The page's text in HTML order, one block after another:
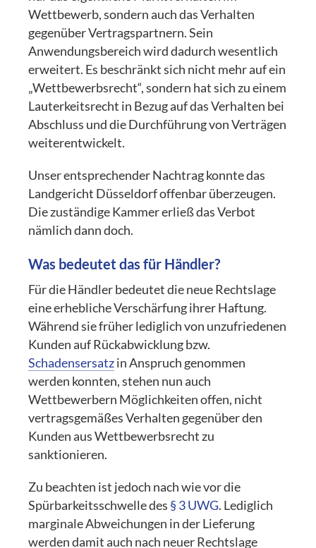
Wettbewerb, sondern auch das Verhalten
gegenüber Vertragspartnern. Sein
Anwendungsbereich wird dadurch wesentlich
erweitert. Es beschränkt sich nicht mehr auf ein
„Wettbewerbsrecht“, sondern hat sich zu einem
Lauterkeitsrecht in Bezug auf das Verhalten bei
Abschluss und die Durchführung von Verträgen
weiterentwickelt.
Unser entsprechender Nachtrag konnte das
Landgericht Düsseldorf offenbar überzeugen.
Die zuständige Kammer erließ das Verbot
nämlich dann doch.
Was bedeutet das für Händler?
Für die Händler bedeutet die neue Rechtslage
eine erhebliche Verschärfung ihrer Haftung.
Während sie früher lediglich von unzufriedenen
Kunden auf Rückabwicklung bzw.
Schadensersatzin Anspruch genommen
werden konnten, stehen nun auch
Wettbewerbern Möglichkeiten offen, nicht
vertragsgemäßes Verhalten gegenüber den
Kunden aus Wettbewerbsrecht zu
sanktionieren.
Zu beachten ist jedoch nach wie vor die
Spürbarkeitsschwelle des § 3 UWG. Lediglich
marginale Abweichungen in der Lieferung
werden damit auch nach neuer Rechtslage